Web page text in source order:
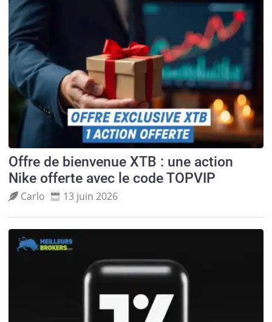
Offre de bienvenue XTB : une action
Nike offerte avec le code TOPVIP
Carlo 13 juin 2026